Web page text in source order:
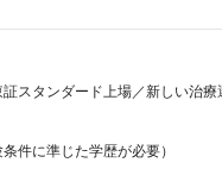
スタンダード上場／新しい治
件に準じた学歴が必要）